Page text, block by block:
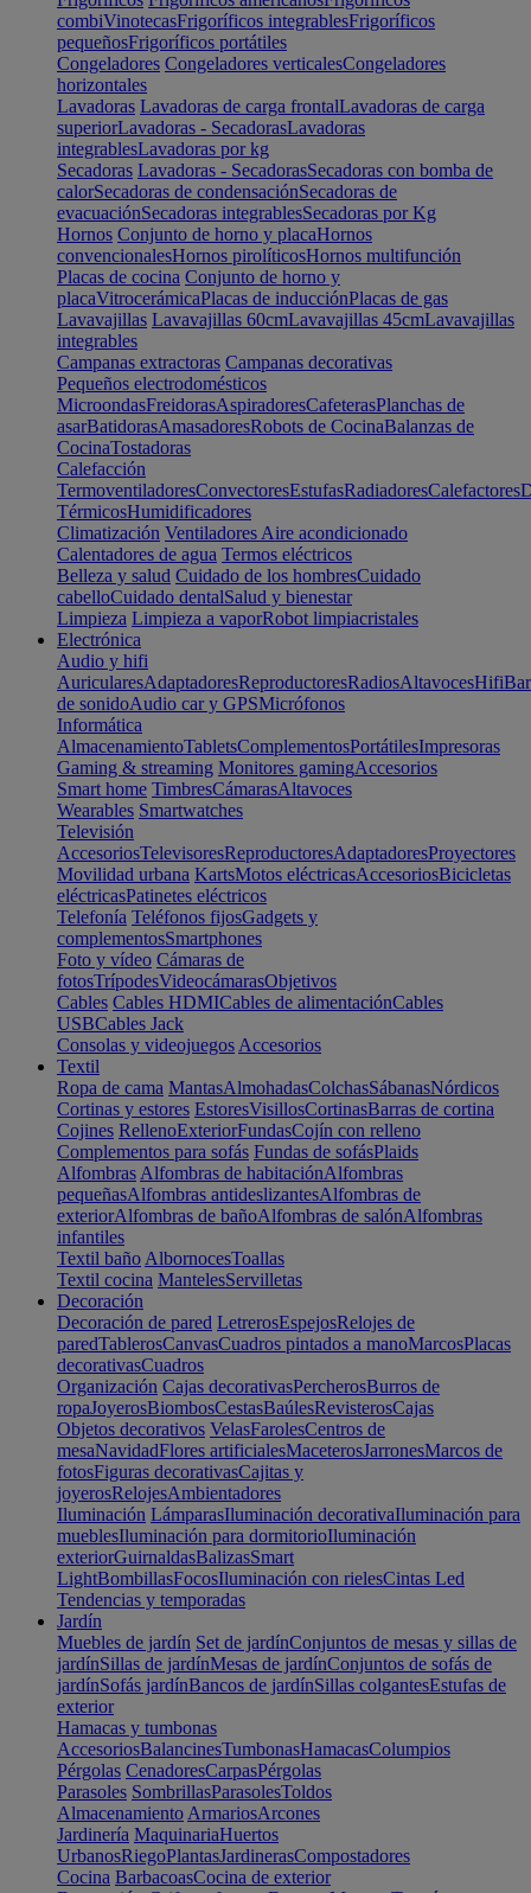
combiVinotecasFrigoríficos integrablesFrigoríficos
pequeñosFrigoríficos portátiles
Congeladores Congeladores verticalesCongeladores
horizontales
Lavadoras Lavadoras de carga frontalLavadoras de carga
superiorLavadoras - SecadorasLavadoras
integrablesLavadoras por kg
Secadoras Lavadoras - SecadorasSecadoras con bomba de
calorSecadoras de condensaciónSecadoras de
evacuaciónSecadoras integrablesSecadoras por Kg
Hornos Conjunto de horno y placaHornos
convencionalesHornos pirolíticosHornos multifunción
Placas de cocina Conjunto de horno y
placaVitrocerámicaPlacas de inducciónPlacas de gas
Lavavajillas Lavavajillas 60cmLavavajillas 45cmLavavajillas
integrables
Campanas extractoras Campanas decorativas
Pequeños electrodomésticos
MicroondasFreidorasAspiradoresCafeterasPlanchas de
asarBatidorasAmasadoresRobots de CocinaBalanzas de
CocinaTostadoras
Calefacción
TermoventiladoresConvectoresEstufasRadiadoresCalefactores
TérmicosHumidificadores
Climatización Ventiladores Aire acondicionado
Calentadores de agua Termos eléctricos
Belleza y salud Cuidado de los hombresCuidado
cabelloCuidado dentalSalud y bienestar
Limpieza Limpieza a vaporRobot limpiacristales
Electrónica
Audio y hifi
AuricularesAdaptadoresReproductoresRadiosAltavocesHifi
de sonidoAudio car y GPSMicrófonos
Informática
AlmacenamientoTabletsComplementosPortátilesImpresoras
Gaming & streaming Monitores gamingAccesorios
Smart home TimbresCámarasAltavoces
Wearables Smartwatches
Televisión
AccesoriosTelevisoresReproductoresAdaptadoresProyectores
Movilidad urbana KartsMotos eléctricasAccesoriosBicicletas
eléctricasPatinetes eléctricos
Telefonía Teléfonos fijosGadgets y
complementosSmartphones
Foto y vídeo Cámaras de
fotosTrípodesVideocámarasObjetivos
Cables Cables HDMICables de alimentaciónCables
USBCables Jack
Consolas y videojuegos Accesorios
Textil
Ropa de cama MantasAlmohadasColchasSábanasNórdicos
Cortinas y estores EstoresVisillosCortinasBarras de cortina
Cojines RellenoExteriorFundasCojín con relleno
Complementos para sofás Fundas de sofásPlaids
Alfombras Alfombras de habitaciónAlfombras
pequeñasAlfombras antideslizantesAlfombras de
exteriorAlfombras de bañoAlfombras de salónAlfombras
infantiles
Textil baño AlbornocesToallas
Textil cocina MantelesServilletas
Decoración
Decoración de pared LetrerosEspejosRelojes de
paredTablerosCanvasCuadros pintados a manoMarcosPlacas
decorativasCuadros
Organización Cajas decorativasPercherosBurros de
ropaJoyerosBiombosCestasBaúlesRevisterosCajas
Objetos decorativos VelasFarolesCentros de
mesaNavidadFlores artificialesMaceterosJarronesMarcos de
fotosFiguras decorativasCajitas y
joyerosRelojesAmbientadores
Iluminación LámparasIluminación decorativaIluminación para
mueblesIluminación para dormitorioIluminación
exteriorGuirnaldasBalizasSmart
LightBombillasFocosIluminación con rielesCintas Led
Tendencias y temporadas
Jardín
Muebles de jardín Set de jardínConjuntos de mesas y sillas de
jardínSillas de jardínMesas de jardínConjuntos de sofás de
jardínSofás jardínBancos de jardínSillas colgantesEstufas de
exterior
Hamacas y tumbonas
AccesoriosBalancinesTumbonasHamacasColumpios
Pérgolas CenadoresCarpasPérgolas
Parasoles SombrillasParasolesToldos
Almacenamiento ArmariosArcones
Jardinería MaquinariaHuertos
UrbanosRiegoPlantasJardinerasCompostadores
Cocina BarbacoasCocina de exterior